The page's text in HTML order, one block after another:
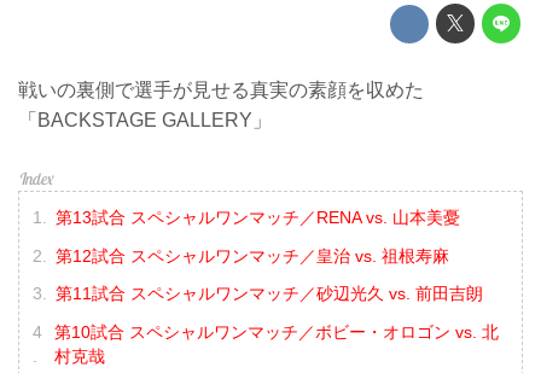
戦いの裏側で選手が見せる真実の素顔を収めた
「BACKSTAGE GALLERY」
第13試合 スペシャルワンマッチ／RENA vs. 山本美憂
第12試合 スペシャルワンマッチ／皇治 vs. 祖根寿麻
第11試合 スペシャルワンマッチ／砂辺光久 vs. 前田吉朗
第10試合 スペシャルワンマッチ／ボビー・オロゴン vs. 北
村克哉